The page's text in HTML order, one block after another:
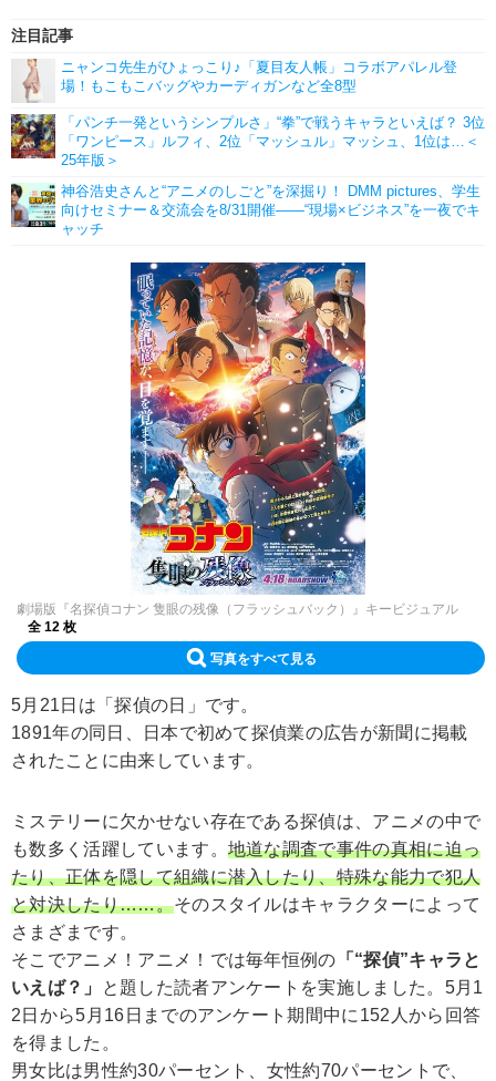
注目記事
ニャンコ先生がひょっこり♪「夏目友人帳」コラボアパレル登
場！もこもこバッグやカーディガンなど全8型
「パンチ一発というシンプルさ」“拳”で戦うキャラといえば？ 3位
「ワンピース」ルフィ、2位「マッシュル」マッシュ、1位は…＜
25年版＞
神谷浩史さんと“アニメのしごと”を深掘り！ DMM pictures、学生
向けセミナー＆交流会を8/31開催――“現場×ビジネス”を一夜でキ
ャッチ
劇場版『名探偵コナン 隻眼の残像（フラッシュバック）』キービジュアル
全 12 枚
写真をすべて見る
5月21日は「探偵の日」です。
1891年の同日、日本で初めて探偵業の広告が新聞に掲載
されたことに由来しています。
ミステリーに欠かせない存在である探偵は、アニメの中で
も数多く活躍しています。 地道な調査で事件の真相に迫っ
たり、正体を隠して組織に潜入したり、特殊な能力で犯人
と対決したり……。そのスタイルはキャラクターによって
さまざまです。
そこでアニメ！アニメ！では毎年恒例の 「“探偵”キャラと
いえば？」
と題した読者アンケートを実施しました。5月1
2日から5月16日までのアンケート期間中に152人から回答
を得ました。
男女比は男性約30パーセント、女性約70パーセントで、